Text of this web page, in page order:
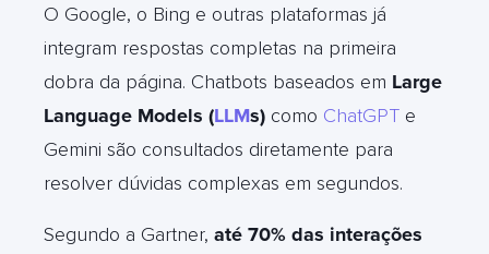
O Google, o Bing e outras plataformas já
integram respostas completas na primeira
dobra da página. Chatbots baseados em Large
Language Models (LLMs) como ChatGPT e
Gemini são consultados diretamente para
resolver dúvidas complexas em segundos.
Segundo a Gartner, até 70% das interações